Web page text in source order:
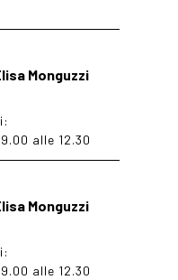
Monguzzi
alle 12.30
Monguzzi
alle 12.30